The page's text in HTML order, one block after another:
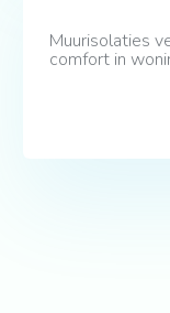
Muurisolaties
comfort in